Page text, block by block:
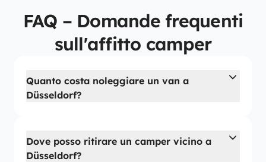
FAQ – Domande frequenti
sull'affitto camper
Quanto costa noleggiare un van a
Düsseldorf?
Dove posso ritirare un camper vicino a
Düsseldorf?